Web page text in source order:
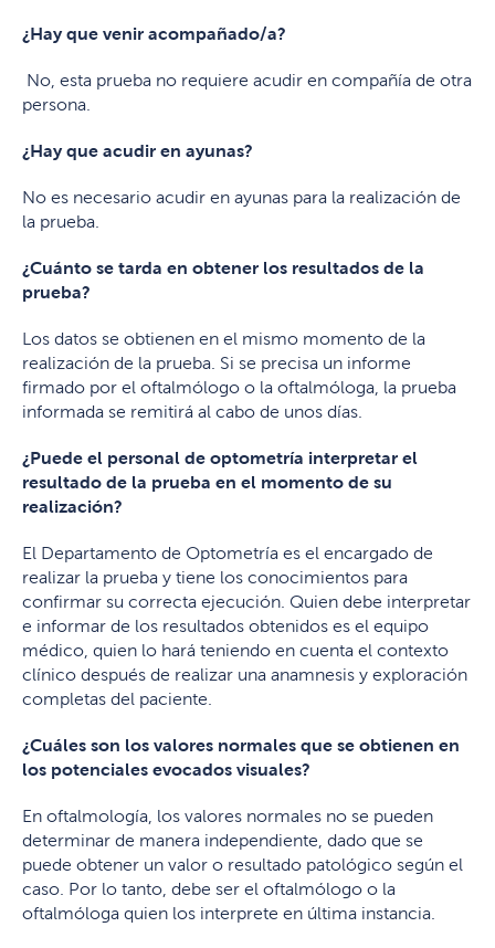
¿Hay que venir acompañado/a?
No, esta prueba no requiere acudir en compañía de otra
persona.
¿Hay que acudir en ayunas?
No es necesario acudir en ayunas para la realización de
la prueba.
¿Cuánto se tarda en obtener los resultados de la
prueba?
Los datos se obtienen en el mismo momento de la
realización de la prueba. Si se precisa un informe
firmado por el oftalmólogo o la oftalmóloga, la prueba
informada se remitirá al cabo de unos días.
¿Puede el personal de optometría interpretar el
resultado de la prueba en el momento de su
realización?
El Departamento de Optometría es el encargado de
realizar la prueba y tiene los conocimientos para
confirmar su correcta ejecución. Quien debe interpretar
e informar de los resultados obtenidos es el equipo
médico, quien lo hará teniendo en cuenta el contexto
clínico después de realizar una anamnesis y exploración
completas del paciente.
¿Cuáles son los valores normales que se obtienen en
los potenciales evocados visuales?
En oftalmología, los valores normales no se pueden
determinar de manera independiente, dado que se
puede obtener un valor o resultado patológico según el
caso. Por lo tanto, debe ser el oftalmólogo o la
oftalmóloga quien los interprete en última instancia.